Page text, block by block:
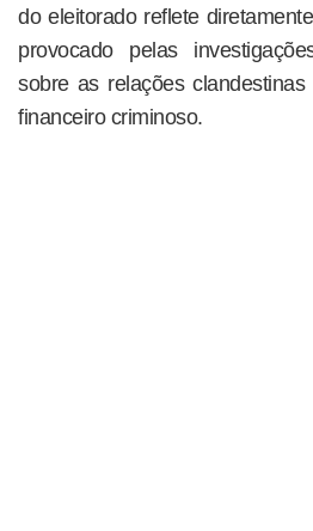
do eleitorado reflete
provocado pelas
sobre as relações
financeiro criminoso.